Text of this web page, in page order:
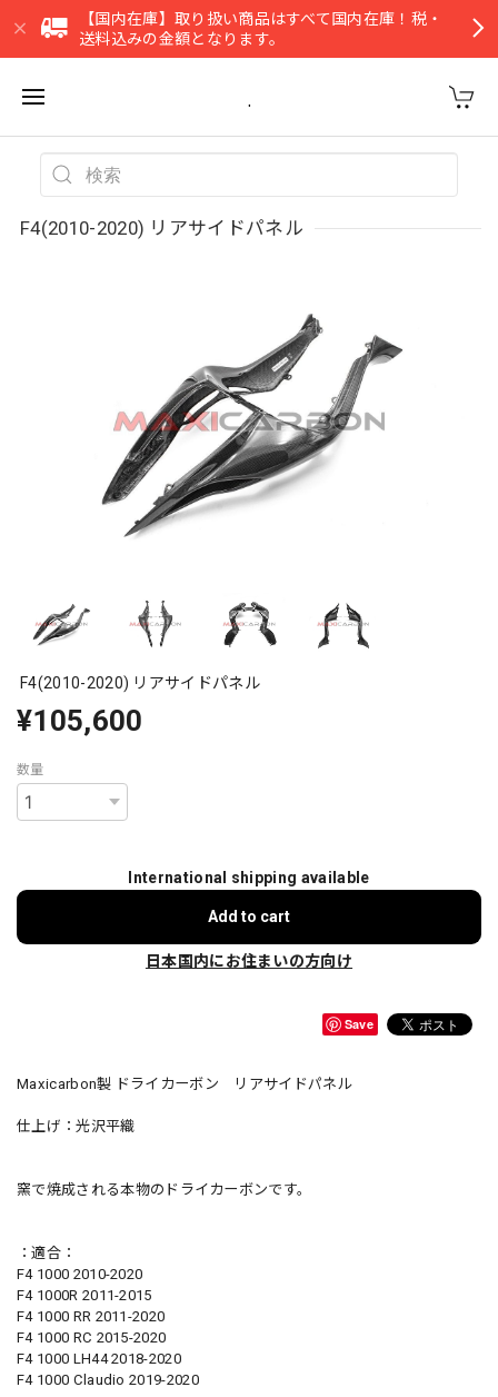
【国内在庫】取り扱い商品はすべて国内在庫！税・
送料込みの金額となります。
.
F4(2010-2020) リアサイドパネル
F4(2010-2020) リアサイドパネル
¥105,600
数量
International shipping available
Add to cart
日本国内にお住まいの方向け
Save
Maxicarbon製 ドライカーボン リアサイドパネル
仕上げ：光沢平織
窯で焼成される本物のドライカーボンです。
：適合：
F4 1000 2010-2020
F4 1000R 2011-2015
F4 1000 RR 2011-2020
F4 1000 RC 2015-2020
F4 1000 LH44 2018-2020
F4 1000 Claudio 2019-2020